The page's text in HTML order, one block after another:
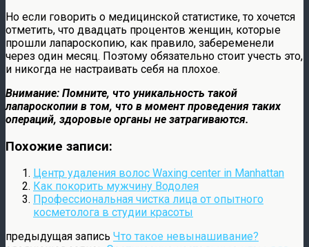
Но если говорить о медицинской статистике, то хочется
отметить, что двадцать процентов женщин, которые
прошли лапароскопию, как правило, забеременели
через один месяц. Поэтому обязательно стоит учесть это,
и никогда не настраивать себя на плохое.
Внимание: Помните, что уникальность такой
лапароскопии в том, что в момент проведения таких
операций, здоровые органы не затрагиваются.
Похожие записи:
Центр удаления волос Waxing center in Manhattan
Как покорить мужчину Водолея
Профессиональная чистка лица от опытного
косметолога в студии красоты
предыдущая запись Что такое невынашивание?